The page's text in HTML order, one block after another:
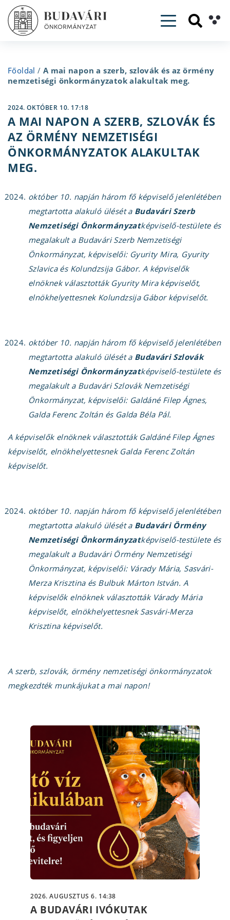
Toggle
Főoldal / A mai napon a szerb, szlovák és az örmény
nemzetiségi önkormányzatok alakultak meg.
2024. OKTÓBER 10. 17:18
A MAI NAPON A SZERB, SZLOVÁK ÉS
AZ ÖRMÉNY NEMZETISÉGI
ÖNKORMÁNYZATOK ALAKULTAK
MEG.
október 10. napján három fő képviselő jelenlétében
megtartotta alakuló ülését a Budavári Szerb
Nemzetiségi Önkormányzatképviselő-testülete és
megalakult a Budavári Szerb Nemzetiségi
Önkormányzat, képviselői: Gyurity Mira, Gyurity
Szlavica és Kolundzsija Gábor. A képviselők
elnöknek választották Gyurity Mira képviselőt,
elnökhelyettesnek Kolundzsija Gábor képviselőt.
október 10. napján három fő képviselő jelenlétében
megtartotta alakuló ülését a Budavári Szlovák
Nemzetiségi Önkormányzatképviselő-testülete és
megalakult a Budavári Szlovák Nemzetiségi
Önkormányzat, képviselői: Galdáné Filep Ágnes,
Galda Ferenc Zoltán és Galda Béla Pál.
A képviselők elnöknek választották Galdáné Filep Ágnes
képviselőt, elnökhelyettesnek Galda Ferenc Zoltán
képviselőt.
október 10. napján három fő képviselő jelenlétében
megtartotta alakuló ülését a Budavári Örmény
Nemzetiségi Önkormányzatképviselő-testülete és
megalakult a Budavári Örmény Nemzetiségi
Önkormányzat, képviselői: Várady Mária, Sasvári-
Merza Krisztina és Bulbuk Márton István. A
képviselők elnöknek választották Várady Mária
képviselőt, elnökhelyettesnek Sasvári-Merza
Krisztina képviselőt.
A szerb, szlovák, örmény nemzetiségi önkormányzatok
megkezdték munkájukat a mai napon!
2026. AUGUSZTUS 6. 14:38
A BUDAVÁRI IVÓKUTAK